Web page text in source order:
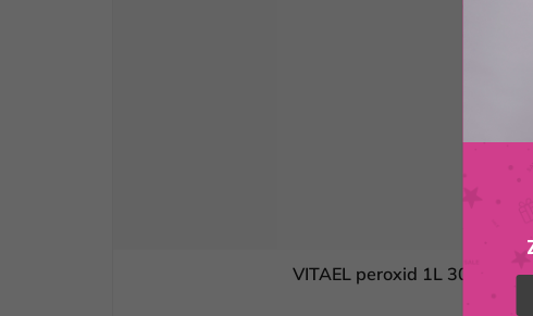
VITAEL peroxid 1L 30 VOL -